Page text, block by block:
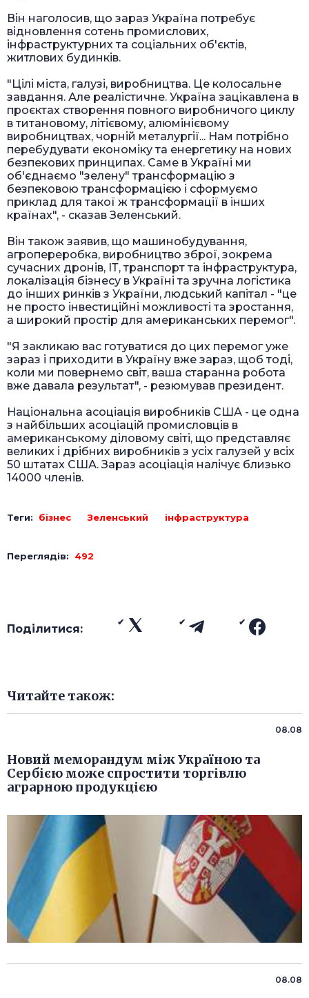
Він наголосив, що зараз Україна потребує
відновлення сотень промислових,
інфраструктурних та соціальних об'єктів,
житлових будинків.
"Цілі міста, галузі, виробництва. Це колосальне
завдання. Але реалістичне. Україна зацікавлена в
проєктах створення повного виробничого циклу
в титановому, літієвому, алюмінієвому
виробництвах, чорній металургії... Нам потрібно
перебудувати економіку та енергетику на нових
безпекових принципах. Саме в Україні ми
об'єднаємо "зелену" трансформацію з
безпековою трансформацією і сформуємо
приклад для такої ж трансформації в інших
країнах", - сказав Зеленський.
Він також заявив, що машинобудування,
агропереробка, виробництво зброї, зокрема
сучасних дронів, ІТ, транспорт та інфраструктура,
локалізація бізнесу в Україні та зручна логістика
до інших ринків з України, людський капітал - "це
не просто інвестиційні можливості та зростання,
а широкий простір для американських перемог".
"Я закликаю вас готуватися до цих перемог уже
зараз і приходити в Україну вже зараз, щоб тоді,
коли ми повернемо світ, ваша старанна робота
вже давала результат", - резюмував президент.
Національна асоціація виробників США - це одна
з найбільших асоціацій промисловців в
американському діловому світі, що представляє
великих і дрібних виробників з усіх галузей у всіх
50 штатах США. Зараз асоціація налічує близько
14000 членів.
Теги: бізнес Зеленський інфраструктура
Переглядів: 492
Поділитися:
Читайте також:
08.08
Новий меморандум між Україною та
Сербією може спростити торгівлю
аграрною продукцією
08.08